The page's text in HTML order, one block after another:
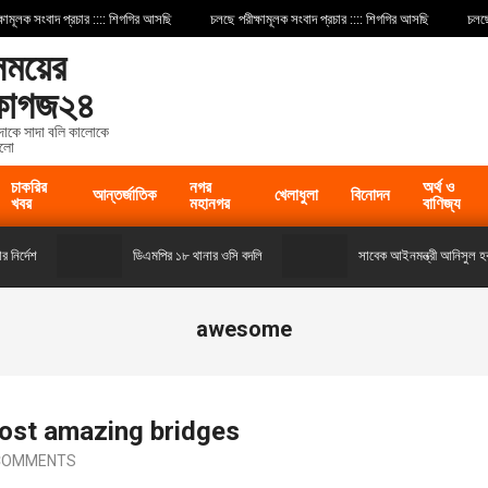
সংবাদ প্রচার :::: শিগগির আসছি চলছে পরীক্ষামূলক সংবাদ প্রচার :::: শিগগির আসছি চলছে
সাদা বলি কালোকে
চাকরির
খবর
আন্তর্জাতিক
নগর
মহানগর
খেলাধুলা বিনোদন
অর্থ ও
বাণিজ্য
ডিএমপির ১৮ থানার ওসি বদলি সাবেক আইনমন্ত্রী আনিসুল হক ও
awesome
amazing bridges